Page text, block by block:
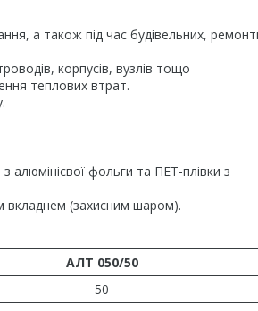
а також під час будівельних,
корпусів, вузлів тощо
теплових втрат.
фольги та ПЕТ-плівки з
вкладнем (захисним шаром).
АЛТ 050/50
50